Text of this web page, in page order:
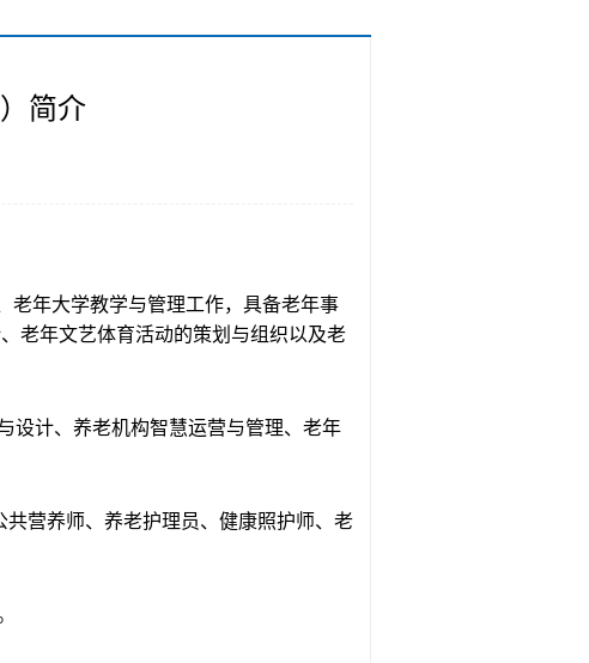
简介
老年大学教学与管理工作，具备老年事
老年文艺体育活动的策划与组织以及老
设计、养老机构智慧运营与管理、老年
营养师、养老护理员、健康照护师、老